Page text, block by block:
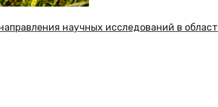
научных исследований в